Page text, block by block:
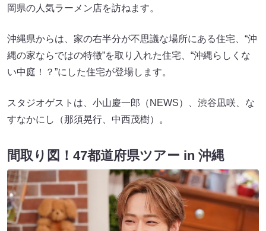
岡県の人気ラーメン店を訪ねます。
沖縄県からは、家の右半分が不思議な場所にある住宅、“沖
縄の家ならではの特徴”を取り入れた住宅、“沖縄らしくな
い中庭！？”にした住宅が登場します。
スタジオゲストは、小山慶一郎（NEWS）、渋谷凪咲、な
すなかにし（那須晃行、中西茂樹）。
間取り図！47都道府県ツアー in 沖縄